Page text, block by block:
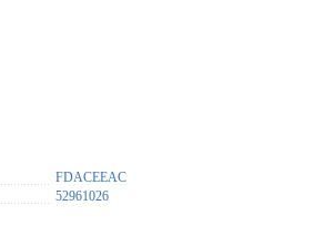
FDACEEAC
52961026